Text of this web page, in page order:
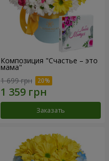
Композиция "Счастье – это
мама"
1 699 грн
Заказать